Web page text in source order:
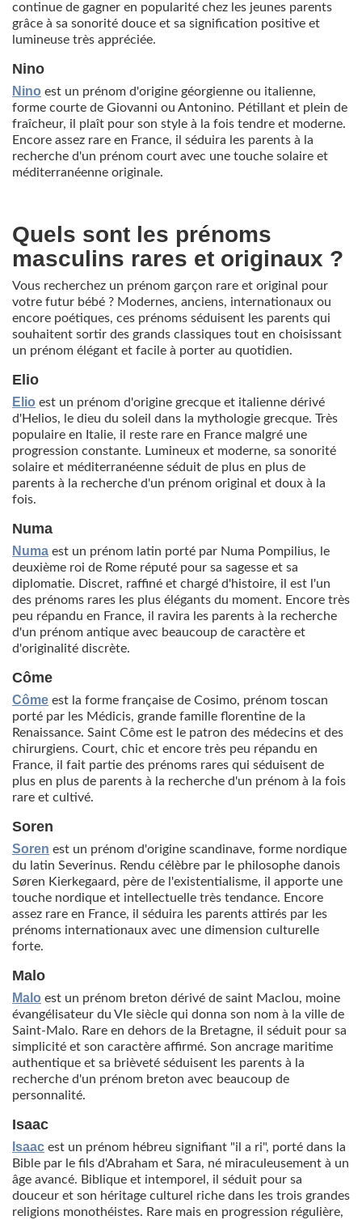
continue de gagner en popularité chez les jeunes parents
grâce à sa sonorité douce et sa signification positive et
lumineuse très appréciée.
Nino
Nino est un prénom d'origine géorgienne ou italienne,
forme courte de Giovanni ou Antonino. Pétillant et plein de
fraîcheur, il plaît pour son style à la fois tendre et moderne.
Encore assez rare en France, il séduira les parents à la
recherche d'un prénom court avec une touche solaire et
méditerranéenne originale.
Quels sont les prénoms
masculins rares et originaux ?
Vous recherchez un prénom garçon rare et original pour
votre futur bébé ? Modernes, anciens, internationaux ou
encore poétiques, ces prénoms séduisent les parents qui
souhaitent sortir des grands classiques tout en choisissant
un prénom élégant et facile à porter au quotidien.
Elio
Elio est un prénom d'origine grecque et italienne dérivé
d'Helios, le dieu du soleil dans la mythologie grecque. Très
populaire en Italie, il reste rare en France malgré une
progression constante. Lumineux et moderne, sa sonorité
solaire et méditerranéenne séduit de plus en plus de
parents à la recherche d'un prénom original et doux à la
fois.
Numa
Numa est un prénom latin porté par Numa Pompilius, le
deuxième roi de Rome réputé pour sa sagesse et sa
diplomatie. Discret, raffiné et chargé d'histoire, il est l'un
des prénoms rares les plus élégants du moment. Encore très
peu répandu en France, il ravira les parents à la recherche
d'un prénom antique avec beaucoup de caractère et
d'originalité discrète.
Côme
Côme est la forme française de Cosimo, prénom toscan
porté par les Médicis, grande famille florentine de la
Renaissance. Saint Côme est le patron des médecins et des
chirurgiens. Court, chic et encore très peu répandu en
France, il fait partie des prénoms rares qui séduisent de
plus en plus de parents à la recherche d'un prénom à la fois
rare et cultivé.
Soren
Soren est un prénom d'origine scandinave, forme nordique
du latin Severinus. Rendu célèbre par le philosophe danois
Søren Kierkegaard, père de l'existentialisme, il apporte une
touche nordique et intellectuelle très tendance. Encore
assez rare en France, il séduira les parents attirés par les
prénoms internationaux avec une dimension culturelle
forte.
Malo
Malo est un prénom breton dérivé de saint Maclou, moine
évangélisateur du VIe siècle qui donna son nom à la ville de
Saint-Malo. Rare en dehors de la Bretagne, il séduit pour sa
simplicité et son caractère affirmé. Son ancrage maritime
authentique et sa brièveté séduisent les parents à la
recherche d'un prénom breton avec beaucoup de
personnalité.
Isaac
Isaac est un prénom hébreu signifiant "il a ri", porté dans la
Bible par le fils d'Abraham et Sara, né miraculeusement à un
âge avancé. Biblique et intemporel, il séduit pour sa
douceur et son héritage culturel riche dans les trois grandes
religions monothéistes. Rare mais en progression régulière,